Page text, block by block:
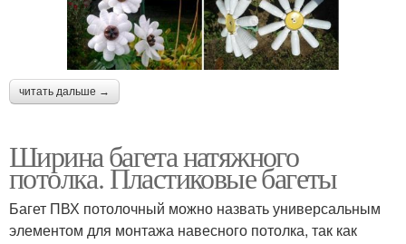
читать дальше →
Ширина багета натяжного
потолка. Пластиковые багеты
Багет ПВХ потолочный можно назвать универсальным
элементом для монтажа навесного потолка, так как